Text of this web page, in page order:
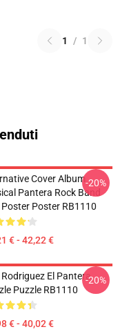
1 / 1
Cover Album
Pantera Rock Band
Poster RB1110
€ - 42,22 €
-20%
Rodriguez El Pantera
Puzzle RB1110
€ - 40,02 €
-20%